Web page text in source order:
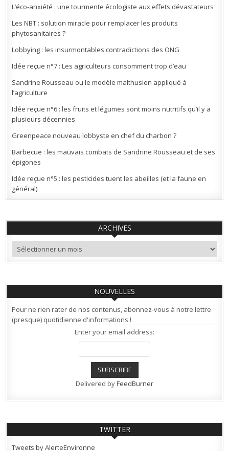
L’éco-anxiété : une tourmente écologiste aux effets dévastateurs
Les NBT : solution miracle pour remplacer les produits
phytosanitaires ?
Lobbying : les insurmontables contradictions des ONG
Idée reçue n°7 : Les agriculteurs consomment trop d’eau
Sandrine Rousseau ou le modèle malthusien appliqué à
l’agriculture
Idée reçue n°6 : les fruits et légumes sont moins nutritifs qu’il y a
plusieurs décennies
Greenpeace nouveau lobbyste en chef du charbon ?
Barbecue : les mauvais combats de Sandrine Rousseau et de ses
épigones
Idée reçue n°5 : les pesticides tuent les abeilles (et la faune en
général)
ARCHIVES
Archives
NOUVELLES
Pour ne rien rater de nos contenus, abonnez-vous à notre lettre
(presque) quotidienne d'informations !
Enter your email address:
Delivered byFeedBurner
TWITTER
Tweets by AlerteEnvironne